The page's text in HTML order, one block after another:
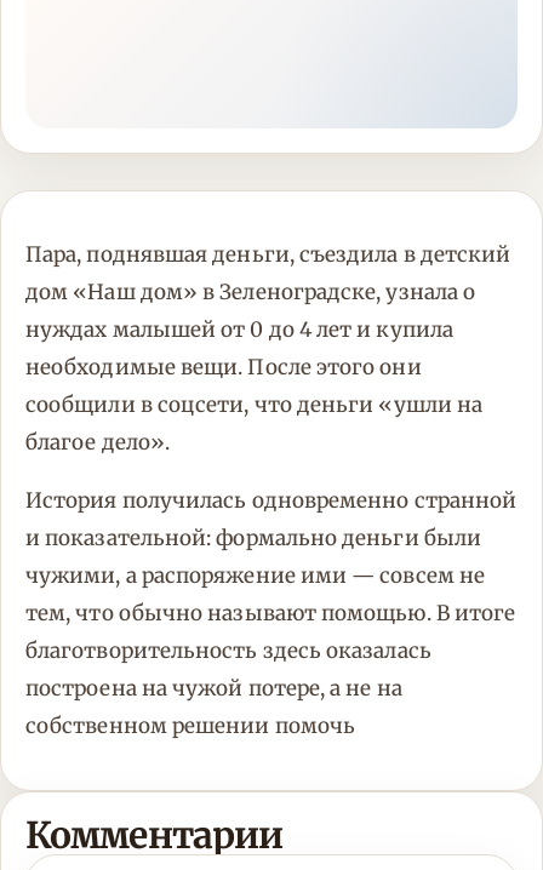
Пара, поднявшая деньги, съездила в детский
дом «Наш дом» в Зеленоградске, узнала о
нуждах малышей от 0 до 4 лет и купила
необходимые вещи. После этого они
сообщили в соцсети, что деньги «ушли на
благое дело».
История получилась одновременно странной
и показательной: формально деньги были
чужими, а распоряжение ими — совсем не
тем, что обычно называют помощью. В итоге
благотворительность здесь оказалась
построена на чужой потере, а не на
собственном решении помочь
Комментарии